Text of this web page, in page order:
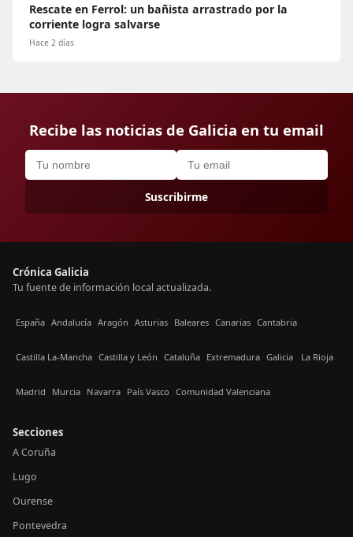
Rescate en Ferrol: un bañista arrastrado por la
corriente logra salvarse
Hace 2 días
Recibe las noticias de Galicia en tu email
Suscribirme
Crónica Galicia
Tu fuente de información local actualizada.
España Andalucía Aragón Asturias Baleares Canarias Cantabria
Castilla La-Mancha Castilla y León Cataluña Extremadura Galicia La Rioja
Madrid Murcia Navarra País Vasco Comunidad Valenciana
Secciones
A Coruña
Lugo
Ourense
Pontevedra